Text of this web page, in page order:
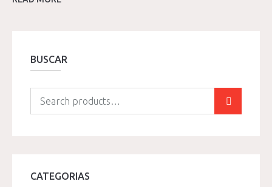
BUSCAR
CATEGORIAS